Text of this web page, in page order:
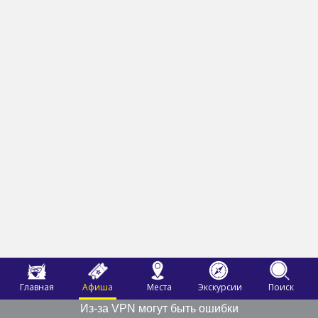
Главная Афиша Места Экскурсии
Поиск
Из-за VPN могут быть ошибки